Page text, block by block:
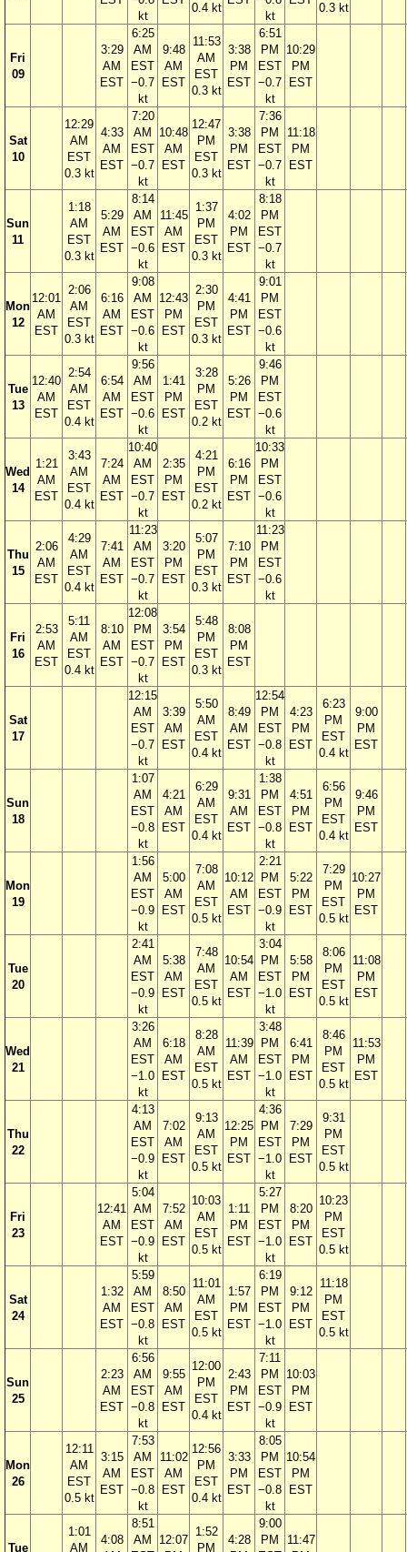
kt
0.4 kt
kt
0.3 kt
Fri
09
3:29
AM
EST
6:25
AM
EST
−0.7
kt
9:48
AM
EST
11:53
AM
EST
0.3 kt
3:38
PM
EST
6:51
PM
EST
−0.7
kt
10:29
PM
EST
Sat
10
12:29
AM
EST
0.3 kt
4:33
AM
EST
7:20
AM
EST
−0.7
kt
10:48
AM
EST
12:47
PM
EST
0.3 kt
3:38
PM
EST
7:36
PM
EST
−0.7
kt
11:18
PM
EST
Sun
11
1:18
AM
EST
0.3 kt
5:29
AM
EST
8:14
AM
EST
−0.6
kt
11:45
AM
EST
1:37
PM
EST
0.3 kt
4:02
PM
EST
8:18
PM
EST
−0.7
kt
Mon
12
12:01
AM
EST
2:06
AM
EST
0.3 kt
6:16
AM
EST
9:08
AM
EST
−0.6
kt
12:43
PM
EST
2:30
PM
EST
0.3 kt
4:41
PM
EST
9:01
PM
EST
−0.6
kt
Tue
13
12:40
AM
EST
2:54
AM
EST
0.4 kt
6:54
AM
EST
9:56
AM
EST
−0.6
kt
1:41
PM
EST
3:28
PM
EST
0.2 kt
5:26
PM
EST
9:46
PM
EST
−0.6
kt
Wed
14
1:21
AM
EST
3:43
AM
EST
0.4 kt
7:24
AM
EST
10:40
AM
EST
−0.7
kt
2:35
PM
EST
4:21
PM
EST
0.2 kt
6:16
PM
EST
10:33
PM
EST
−0.6
kt
Thu
15
2:06
AM
EST
4:29
AM
EST
0.4 kt
7:41
AM
EST
11:23
AM
EST
−0.7
kt
3:20
PM
EST
5:07
PM
EST
0.3 kt
7:10
PM
EST
11:23
PM
EST
−0.6
kt
Fri
16
2:53
AM
EST
5:11
AM
EST
0.4 kt
8:10
AM
EST
12:08
PM
EST
−0.7
kt
3:54
PM
EST
5:48
PM
EST
0.3 kt
8:08
PM
EST
Sat
17
12:15
AM
EST
−0.7
kt
3:39
AM
EST
5:50
AM
EST
0.4 kt
8:49
AM
EST
12:54
PM
EST
−0.8
kt
4:23
PM
EST
6:23
PM
EST
0.4 kt
9:00
PM
EST
Sun
18
1:07
AM
EST
−0.8
kt
4:21
AM
EST
6:29
AM
EST
0.4 kt
9:31
AM
EST
1:38
PM
EST
−0.8
kt
4:51
PM
EST
6:56
PM
EST
0.4 kt
9:46
PM
EST
Mon
19
1:56
AM
EST
−0.9
kt
5:00
AM
EST
7:08
AM
EST
0.5 kt
10:12
AM
EST
2:21
PM
EST
−0.9
kt
5:22
PM
EST
7:29
PM
EST
0.5 kt
10:27
PM
EST
Tue
20
2:41
AM
EST
−0.9
kt
5:38
AM
EST
7:48
AM
EST
0.5 kt
10:54
AM
EST
3:04
PM
EST
−1.0
kt
5:58
PM
EST
8:06
PM
EST
0.5 kt
11:08
PM
EST
Wed
21
3:26
AM
EST
−1.0
kt
6:18
AM
EST
8:28
AM
EST
0.5 kt
11:39
AM
EST
3:48
PM
EST
−1.0
kt
6:41
PM
EST
8:46
PM
EST
0.5 kt
11:53
PM
EST
Thu
22
4:13
AM
EST
−0.9
kt
7:02
AM
EST
9:13
AM
EST
0.5 kt
12:25
PM
EST
4:36
PM
EST
−1.0
kt
7:29
PM
EST
9:31
PM
EST
0.5 kt
Fri
23
12:41
AM
EST
5:04
AM
EST
−0.9
kt
7:52
AM
EST
10:03
AM
EST
0.5 kt
1:11
PM
EST
5:27
PM
EST
−1.0
kt
8:20
PM
EST
10:23
PM
EST
0.5 kt
Sat
24
1:32
AM
EST
5:59
AM
EST
−0.8
kt
8:50
AM
EST
11:01
AM
EST
0.5 kt
1:57
PM
EST
6:19
PM
EST
−1.0
kt
9:12
PM
EST
11:18
PM
EST
0.5 kt
Sun
25
2:23
AM
EST
6:56
AM
EST
−0.8
kt
9:55
AM
EST
12:00
PM
EST
0.4 kt
2:43
PM
EST
7:11
PM
EST
−0.9
kt
10:03
PM
EST
Mon
26
12:11
AM
EST
0.5 kt
3:15
AM
EST
7:53
AM
EST
−0.8
kt
11:02
AM
EST
12:56
PM
EST
0.4 kt
3:33
PM
EST
8:05
PM
EST
−0.8
kt
10:54
PM
EST
Tue
1:01
AM
4:08
8:51
AM
12:07
1:52
PM
4:28
9:00
PM
11:47